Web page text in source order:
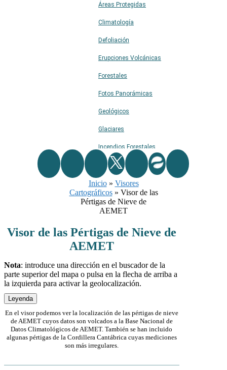
Áreas Protegidas
Climatología
Defoliación
Erupciones Volcánicas
Forestales
Fotos Panorámicas
Geológicos
Glaciares
Incendios Forestales
Naturaleza
Ríos
Rutas De Montaña
Topográficos
Inicio» Visores
Cartográficos» Visor de las
Pértigas de Nieve de
AEMET
Visor de las Pértigas de Nieve de
AEMET
Nota: introduce una dirección en el buscador de la
parte superior del mapa o pulsa en la flecha de arriba a
la izquierda para activar la geolocalización.
Leyenda
En el visor podemos ver la localización de las pértigas de nieve
de AEMET cuyos datos son volcados a la Base Nacional de
Datos Climatológicos de AEMET. También se han incluido
algunas pértigas de la Cordillera Cantábrica cuyas mediciones
son más irregulares.